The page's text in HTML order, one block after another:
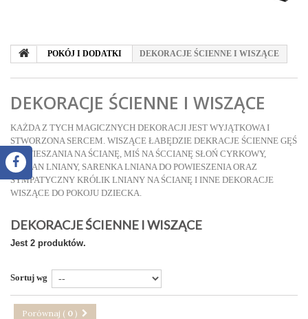
POKÓJ I DODATKI DEKORACJE ŚCIENNE I WISZĄCE
DEKORACJE ŚCIENNE I WISZĄCE
KAŻDA Z TYCH MAGICZNYCH DEKORACJI JEST WYJĄTKOWA I
STWORZONA SERCEM. WISZĄCE ŁABĘDZIE DEKRACJE ŚCIENNE GĘŚ
DO WIESZANIA NA ŚCIANĘ, MIŚ NA ŚCCIANĘ SŁOŃ CYRKOWY,
BOCIAN LNIANY, SARENKA LNIANA DO POWIESZENIA ORAZ
SYMPATYCZNY KRÓLIK LNIANY NA ŚCIANĘ I INNE DEKORACJE
WISZĄCE DO POKOJU DZIECKA.
DEKORACJE ŚCIENNE I WISZĄCE
Jest 2 produktów.
Sortuj wg
Porównaj ( 0 )